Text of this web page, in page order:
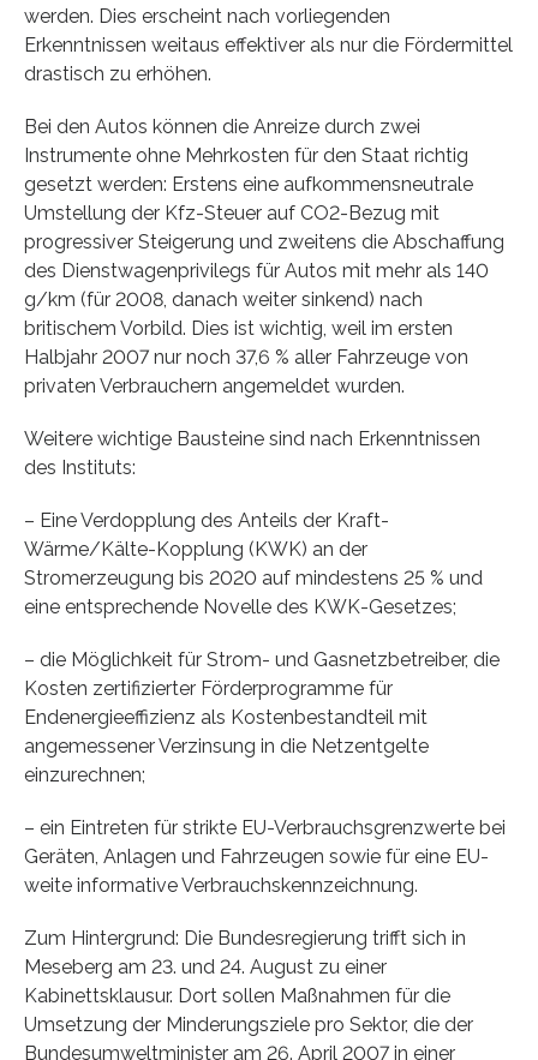
werden. Dies erscheint nach vorliegenden
Erkenntnissen weitaus effektiver als nur die Fördermittel
drastisch zu erhöhen.
Bei den Autos können die Anreize durch zwei
Instrumente ohne Mehrkosten für den Staat richtig
gesetzt werden: Erstens eine aufkommensneutrale
Umstellung der Kfz-Steuer auf CO2-Bezug mit
progressiver Steigerung und zweitens die Abschaffung
des Dienstwagenprivilegs für Autos mit mehr als 140
g/km (für 2008, danach weiter sinkend) nach
britischem Vorbild. Dies ist wichtig, weil im ersten
Halbjahr 2007 nur noch 37,6 % aller Fahrzeuge von
privaten Verbrauchern angemeldet wurden.
Weitere wichtige Bausteine sind nach Erkenntnissen
des Instituts:
– Eine Verdopplung des Anteils der Kraft-
Wärme/Kälte-Kopplung (KWK) an der
Stromerzeugung bis 2020 auf mindestens 25 % und
eine entsprechende Novelle des KWK-Gesetzes;
– die Möglichkeit für Strom- und Gasnetzbetreiber, die
Kosten zertifizierter Förderprogramme für
Endenergieeffizienz als Kostenbestandteil mit
angemessener Verzinsung in die Netzentgelte
einzurechnen;
– ein Eintreten für strikte EU-Verbrauchsgrenzwerte bei
Geräten, Anlagen und Fahrzeugen sowie für eine EU-
weite informative Verbrauchskennzeichnung.
Zum Hintergrund: Die Bundesregierung trifft sich in
Meseberg am 23. und 24. August zu einer
Kabinettsklausur. Dort sollen Maßnahmen für die
Umsetzung der Minderungsziele pro Sektor, die der
Bundesumweltminister am 26. April 2007 in einer